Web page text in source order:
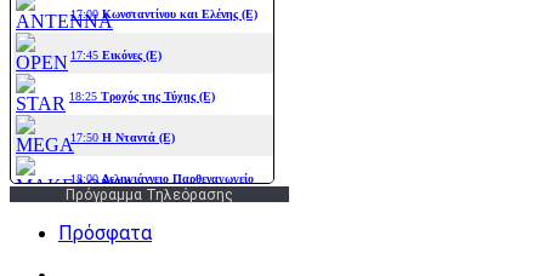
Πρόγραμμα Τηλεόρασης
Πρόσφατα